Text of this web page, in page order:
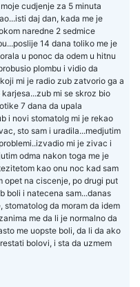
cudjenje za 5 minuta
daj dan, kada me je
naredne 2 sedmice
14 dana toliko me je
u ponoc da odem u hitnu
plombu i vidio da
mi je radio zub zatvorio ga a
mi se skroz bio
7 dana da upala
i novi stomatolg mi je rekao
sto sam i uradila...medjutim
mi je zivac i
odma nakon toga me je
kao onu noc kad sam
opet na ciscenje, po drugi put
boli i natecena sam...danas
stomatolog da moram da idem
me da li je normalno da
me uopste boli, da li da ako
bolovi, i sta da uzmem